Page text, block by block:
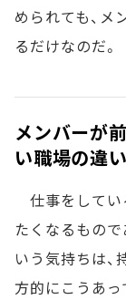
められても、
るだけなのだ。
メンバーが
い職場の違い
仕事をしてい
たくなるもので
いう気持ちは、
方的にこうあ